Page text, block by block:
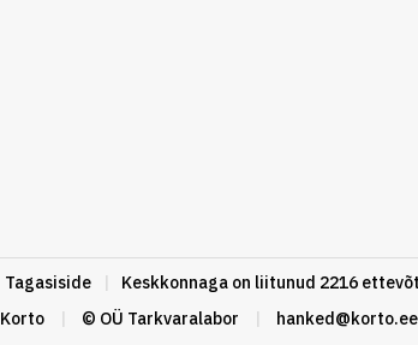
Tagasiside |
Keskkonnaga on liitunud 2216
Korto | © OÜ Tarkvaralabor | hanked@korto.ee